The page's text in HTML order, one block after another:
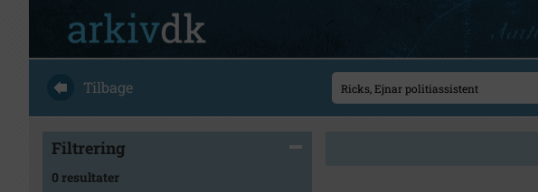
Tilbage
Filtrering
0 resultater